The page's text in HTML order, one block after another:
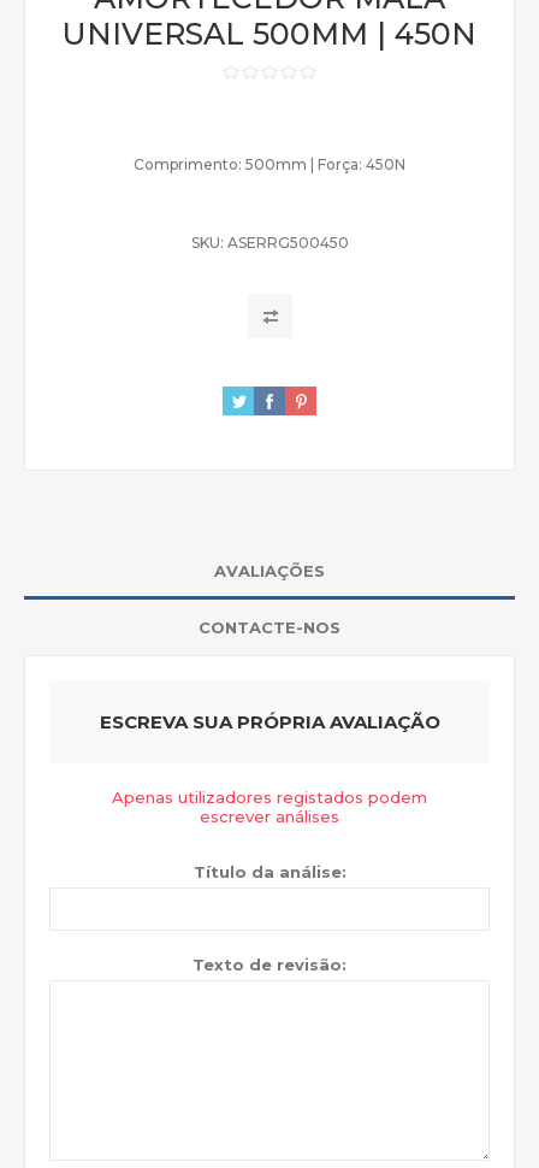
UNIVERSAL 500MM | 450N
Comprimento: 500mm | Força: 450N
SKU: ASERRG500450
AVALIAÇÕES
CONTACTE-NOS
ESCREVA SUA PRÓPRIA AVALIAÇÃO
Apenas utilizadores registados podem
escrever análises
Título da análise:
Texto de revisão: